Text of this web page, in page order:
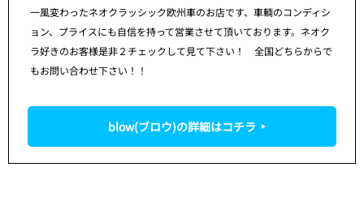
一風変わったネオクラッシック欧州車のお店です、車輌のコンディシ
ョン、プライスにも自信を持って営業させて頂いております。ネオク
ラ好きのお客様是非２チェックして見て下さい！ 全国どちらからで
もお問い合わせ下さい！！
blow(ブロウ)の詳細はコチラ